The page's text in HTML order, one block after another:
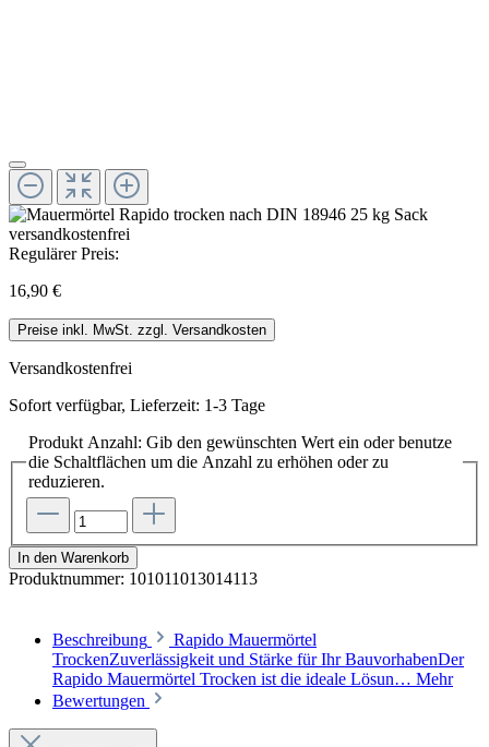
Regulärer Preis:
16,90 €
Preise inkl. MwSt. zzgl. Versandkosten
Versandkostenfrei
Sofort verfügbar, Lieferzeit: 1-3 Tage
Produkt Anzahl: Gib den gewünschten Wert ein oder benutze
die Schaltflächen um die Anzahl zu erhöhen oder zu
reduzieren.
In den Warenkorb
Produktnummer: 101011013014113
Beschreibung
Rapido Mauermörtel
TrockenZuverlässigkeit und Stärke für Ihr BauvorhabenDer
Rapido Mauermörtel Trocken ist die ideale Lösun… Mehr
Bewertungen